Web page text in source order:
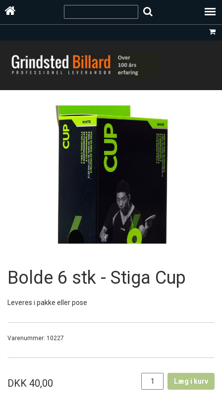
Bolde 6 stk - Stiga Cup
Leveres i pakke eller pose
Varenummer: 10227
DKK 40,00 Læg i kurv